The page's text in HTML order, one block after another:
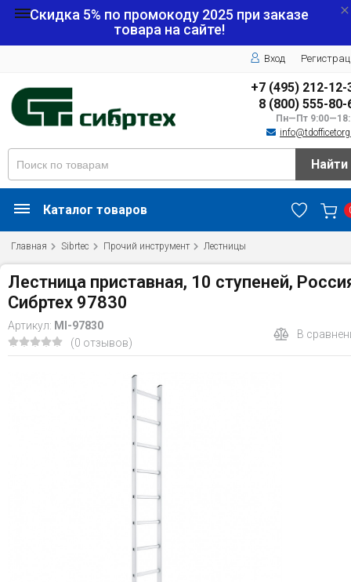
Скидка 5% по промокоду 2025 при заказе
товара на сайте!
Вход
+7 (495) 212-12-
8 (800) 555-80-
Пн—Пт
Найти
Каталог товаров
Главная Sibrtec Прочий инструмент Лестницы
Лестница приставная, 10 ступеней,
Сибртех 97830
Артикул: MI-97830
(0 отзывов)
В